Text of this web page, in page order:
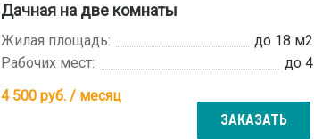
Дачная на две комнаты
Жилая площадь:
до 18 м2
Рабочих мест:
до 4
4 500руб. / месяц
ЗАКАЗАТЬ